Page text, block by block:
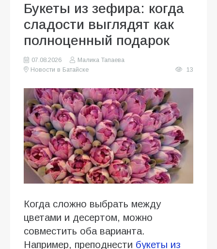
Букеты из зефира: когда
сладости выглядят как
полноценный подарок
07.08.2026
Малика Тапаева
Новости в Батайске
13
Когда сложно выбрать между
цветами и десертом, можно
совместить оба варианта.
Например, преподнести букеты из